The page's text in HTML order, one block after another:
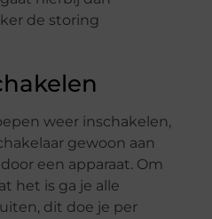
de storing
weer inschakelen,
gewoon aan
een apparaat. Om
het is ga je alle
dit doe je per